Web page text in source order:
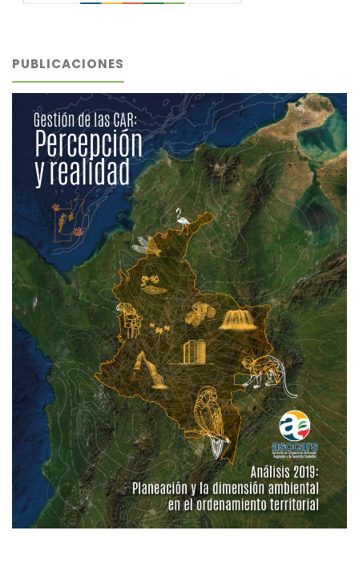
PUBLICACIONES